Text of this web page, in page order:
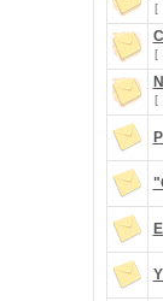
[
[
[